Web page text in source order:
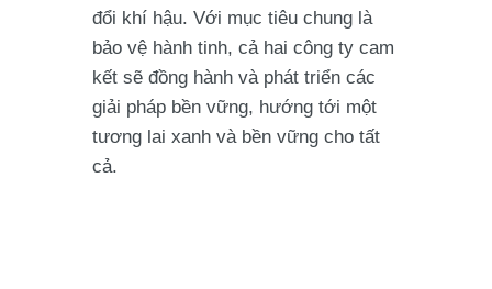
đổi khí hậu. Với mục tiêu chung là
bảo vệ hành tinh, cả hai công ty cam
kết sẽ đồng hành và phát triển các
giải pháp bền vững, hướng tới một
tương lai xanh và bền vững cho tất
cả.